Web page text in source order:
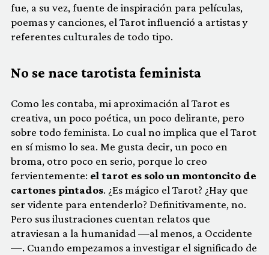
fue, a su vez, fuente de inspiración para películas,
poemas y canciones, el Tarot influenció a artistas y
referentes culturales de todo tipo.
No se nace tarotista feminista
Como les contaba, mi aproximación al Tarot es
creativa, un poco poética, un poco delirante, pero
sobre todo feminista. Lo cual no implica que el Tarot
en sí mismo lo sea. Me gusta decir, un poco en
broma, otro poco en serio, porque lo creo
fervientemente: el tarot es solo un montoncito de
cartones pintados. ¿Es mágico el Tarot? ¿Hay que
ser vidente para entenderlo? Definitivamente, no.
Pero sus ilustraciones cuentan relatos que
atraviesan a la humanidad —al menos, a Occidente
—. Cuando empezamos a investigar el significado de